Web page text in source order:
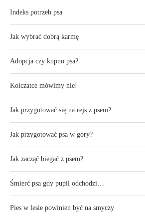
Indeks potrzeb psa
Jak wybrać dobrą karmę
Adopcja czy kupno psa?
Kolczatce mówimy nie!
Jak przygotować się na rejs z psem?
Jak przygotować psa w góry?
Jak zacząć biegać z psem?
Śmierć psa gdy pupil odchodzi…
Pies w lesie powinien być na smyczy